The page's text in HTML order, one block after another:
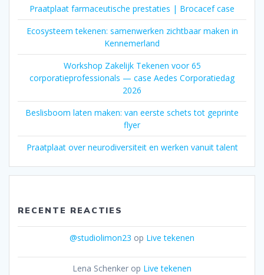
Praatplaat farmaceutische prestaties | Brocacef case
Ecosysteem tekenen: samenwerken zichtbaar maken in
Kennemerland
Workshop Zakelijk Tekenen voor 65
corporatieprofessionals — case Aedes Corporatiedag
2026
Beslisboom laten maken: van eerste schets tot geprinte
flyer
Praatplaat over neurodiversiteit en werken vanuit talent
RECENTE REACTIES
@studiolimon23 op Live tekenen
Lena Schenker op Live tekenen